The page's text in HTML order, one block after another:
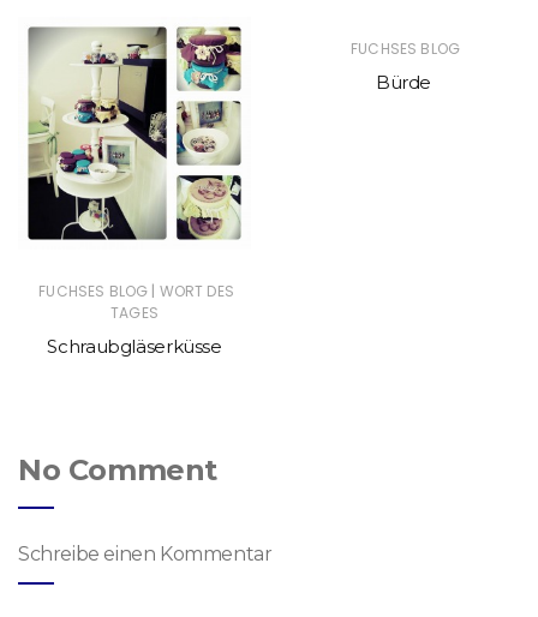
FUCHSES BLOG | WORT DES
TAGES
Schraubgläserküsse
FUCHSES BLOG
Bürde
No Comment
Schreibe einen Kommentar